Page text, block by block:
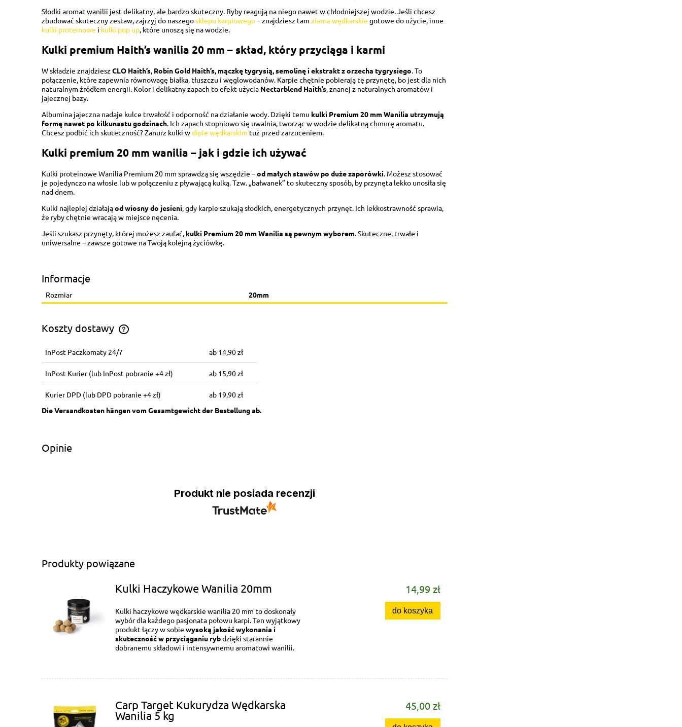
Słodki aromat wanilii jest delikatny, ale bardzo skuteczny. Ryby reagują na niego nawet w chłodniejszej wodzie. Jeśli chcesz
zbudować skuteczny zestaw, zajrzyj do naszegosklepu karpiowego– znajdziesz tam ziarna wędkarskie gotowe do użycie, inne
kulki proteinowe i kulki pop up, które unoszą się na wodzie.
Kulki premium Haith’s wanilia 20 mm – skład, który przyciąga i karmi
W składzie znajdziesz CLO Haith’s, Robin Gold Haith’s, mączkę tygrysią, semolinę i ekstrakt z orzecha tygrysiego. To
połączenie, które zapewnia równowagę białka, tłuszczu i węglowodanów. Karpie chętnie pobierają tę przynętę, bo jest dla nich
naturalnym źródłem energii. Kolor i delikatny zapach to efekt użycia Nectarblend Haith’s, znanej z naturalnych aromatów i
jajecznej bazy.
Albumina jajeczna nadaje kulce trwałość i odporność na działanie wody. Dzięki temu kulki Premium 20 mm Wanilia utrzymują
formę nawet po kilkunastu godzinach. Ich zapach stopniowo się uwalnia, tworząc w wodzie delikatną chmurę aromatu.
Chcesz podbić ich skuteczność? Zanurz kulki wdipie wędkarskim tuż przed zarzuceniem.
Kulki premium 20 mm wanilia – jak i gdzie ich używać
Kulki proteinowe Wanilia Premium 20 mm sprawdzą się wszędzie –od małych stawów po duże zaporówki . Możesz stosować
je pojedynczo na włosie lub w połączeniu z pływającą kulką. Tzw. „bałwanek” to skuteczny sposób, by przynęta lekko unosiła się
nad dnem.
Kulki najlepiej działająod wiosny do jesieni , gdy karpie szukają słodkich, energetycznych przynęt. Ich lekkostrawność sprawia,
że ryby chętnie wracają w miejsce nęcenia.
Jeśli szukasz przynęty, której możesz zaufać, kulki Premium 20 mm Wanilia są pewnym wyborem . Skuteczne, trwałe i
uniwersalne – zawsze gotowe na Twoją kolejną życiówkę.
Informacje
Rozmiar 20mm
Koszty dostawy
Koszt dostawy zależy od wagi całego
zamówienia
InPost Paczkomaty 24/7 14,90 zł
InPost Kurier(lub InPost pobranie +4 zł) 15,90 zł
Kurier DPD (lub DPD pobranie +4 zł) 19,90 zł
Opinie
Produkt nie posiada recenzji
Produkty powiązane
Kulki Haczykowe Wanilia 20mm
Kulki haczykowe wędkarskie wanilia 20 mm to doskonały
wybór dla każdego pasjonata połowu karpi. Ten wyjątkowy
produkt łączy w sobiewysoką jakość wykonania i
skuteczność w przyciąganiu rybdzięki starannie
dobranemu składowi i intensywnemu aromatowi wanilii.
14,99 zł
do koszyka
Carp Target Kukurydza Wędkarska
Wanilia 5 kg
45,00 zł